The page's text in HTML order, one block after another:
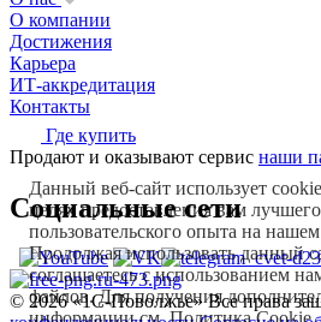
О компании
Достижения
Карьера
ИТ-аккредитация
Контакты
Где купить
Продают и оказывают сервис наши
Социальные сети
© 2026 «1С‑Поволжье» Все права
Данный веб-сайт использует
целях предоставления вам лучшего
пользовательского опыта на нашем
Продолжая использовать данный
соглашаетесь с использованием
файлов. Для получения
информации см.Политика Cookie.